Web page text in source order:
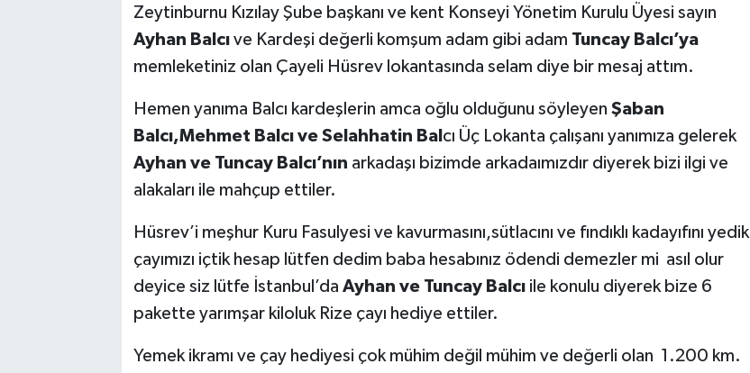
Zeytinburnu Kızılay Şube başkanı ve kent Konseyi Yönetim Kurulu Üyesi sayın
Ayhan Balcıve Kardeşi değerli komşum adam gibi adam Tuncay Balcı’ya
memleketiniz olan Çayeli Hüsrev lokantasında selam diye bir mesaj attım.
Hemen yanıma Balcı kardeşlerin amca oğlu olduğunu söyleyen Şaban
Balcı,Mehmet Balcı ve Selahhatin Bal cı Üç Lokanta çalışanı yanımıza gelerek
Ayhan ve Tuncay Balcı’nın arkadaşı bizimde arkadaımızdır diyerek bizi ilgi ve
alakaları ile mahçup ettiler.
Hüsrev’i meşhur Kuru Fasulyesi ve kavurmasını,sütlacını ve fındıklı kadayıfını yedik
çayımızı içtik hesap lütfen dedim baba hesabınız ödendi demezler mi asıl olur
deyice siz lütfe İstanbul’da Ayhan ve Tuncay Balcıile konulu diyerek bize 6
pakette yarımşar kiloluk Rize çayı hediye ettiler.
Yemek ikramı ve çay hediyesi çok mühim değil mühim ve değerli olan 1.200 km.